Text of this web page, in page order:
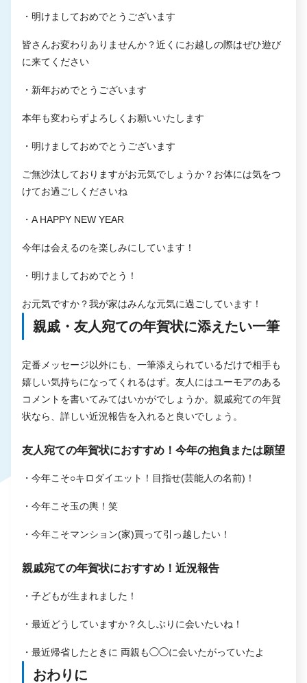
・明けましておめでとうございます
皆さんお変わりありませんか？近くにお越しの際はぜひ遊び
に来てください
・新年おめでとうございます
本年も変わらずよろしくお願いいたします
・明けましておめでとうございます
ご無沙汰しておりますがお元気でしょうか？お体には気をつ
けてお過ごしくださいね
・A HAPPY NEW YEAR
今年は会えるのを楽しみにしています！
・明けましておめでとう！
お元気ですか？我が家はみんな元気に過ごしています！
親戚・友人宛ての年賀状に添えたい一筆
定番メッセージ以外にも、一筆添えられているだけで相手も
嬉しい気持ちになってくれるはず。友人にはユーモアのある
コメントを書いてみてはいかがでしょうか。親戚宛ての年賀
状なら、詳しい近況報告を入れると良いでしょう。
友人宛ての年賀状におすすめ！今年の抱負または願望
・今年こそ○キロダイエット！目指せ(芸能人の名前)！
・今年こそ玉の輿！笑
・今年こそマンション(家)買って引っ越したい！
親戚宛ての年賀状におすすめ！近況報告
・子どもが生まれました！
・最近どうしていますか？久しぶりに会いたいね！
・最近帰省したときに 両親も◯◯に会いたがっていたよ
おわりに